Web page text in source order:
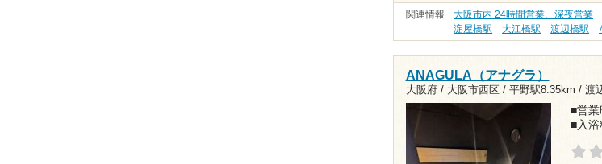
関連情報 大阪市内 24時間営業、深夜営業
淀屋橋駅
大江橋駅 渡辺橋駅
ANAGULA（アナグラ）
大阪府 / 大阪市西区 / 平野駅8.35km / 渡
■営
■入浴